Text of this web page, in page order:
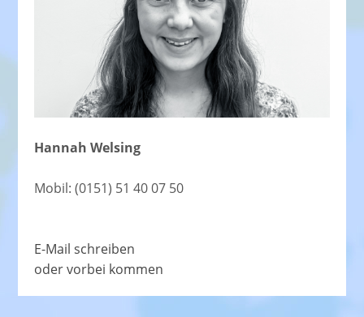
Hannah Welsing
Mobil: (0151) 51 40 07 50
E-Mail schreiben
oder vorbei kommen